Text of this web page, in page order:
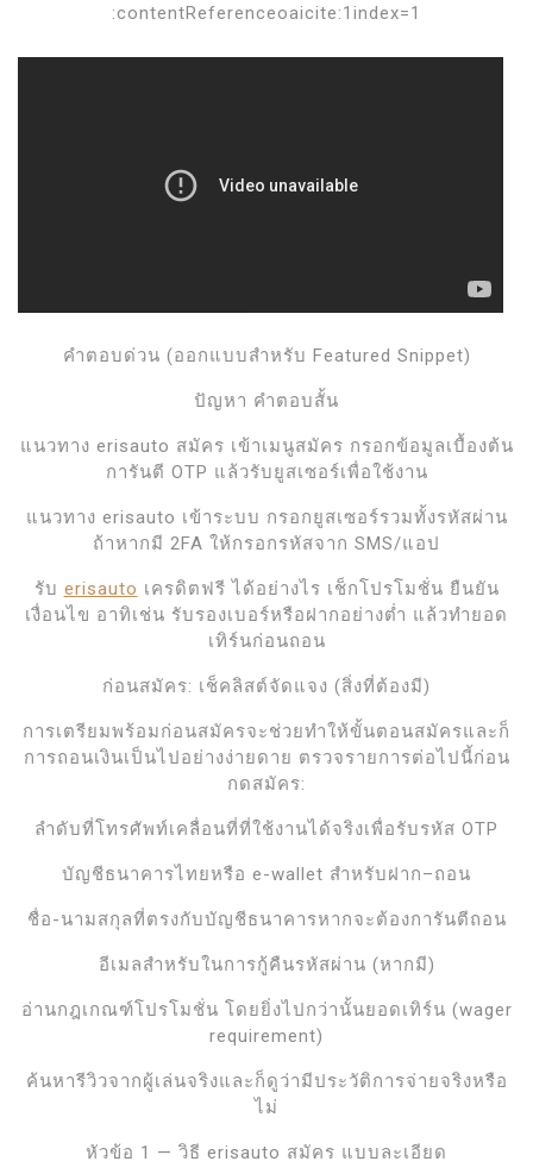
:contentReferenceoaicite:1index=1
คำตอบด่วน (ออกแบบสำหรับ Featured Snippet)
ปัญหา คำตอบสั้น
แนวทาง erisauto สมัคร เข้าเมนูสมัคร กรอกข้อมูลเบื้องต้น
การันตี OTP แล้วรับยูสเซอร์เพื่อใช้งาน
แนวทาง erisauto เข้าระบบ กรอกยูสเซอร์รวมทั้งรหัสผ่าน
ถ้าหากมี 2FA ให้กรอกรหัสจาก SMS/แอป
รับ erisauto เครดิตฟรี ได้อย่างไร เช็กโปรโมชั่น ยืนยัน
เงื่อนไข อาทิเช่น รับรองเบอร์หรือฝากอย่างต่ำ แล้วทำยอด
เทิร์นก่อนถอน
ก่อนสมัคร: เช็คลิสต์จัดแจง (สิ่งที่ต้องมี)
การเตรียมพร้อมก่อนสมัครจะช่วยทำให้ขั้นตอนสมัครและก็
การถอนเงินเป็นไปอย่างง่ายดาย ตรวจรายการต่อไปนี้ก่อน
กดสมัคร:
ลำดับที่โทรศัพท์เคลื่อนที่ที่ใช้งานได้จริงเพื่อรับรหัส OTP
บัญชีธนาคารไทยหรือ e-wallet สำหรับฝาก–ถอน
ชื่อ-นามสกุลที่ตรงกับบัญชีธนาคารหากจะต้องการันตีถอน
อีเมลสำหรับในการกู้คืนรหัสผ่าน (หากมี)
อ่านกฎเกณฑ์โปรโมชั่น โดยยิ่งไปกว่านั้นยอดเทิร์น (wager
requirement)
ค้นหารีวิวจากผู้เล่นจริงและก็ดูว่ามีประวัติการจ่ายจริงหรือ
ไม่
หัวข้อ 1 — วิธี erisauto สมัคร แบบละเอียด